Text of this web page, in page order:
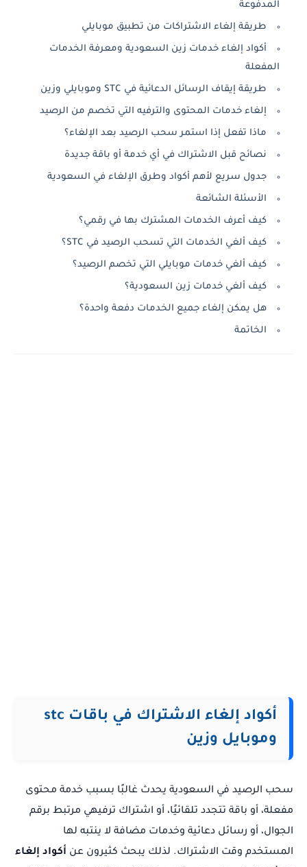
المدفوعة
طريقة إلغاء الاشتراكات من تطبيق موبايلي
أكواد إلغاء خدمات زين السعودية ومعرفة الخدمات
المفعلة
طريقة إيقاف الرسائل الدعائية في STC وموبايلي وزين
إلغاء خدمات المحتوى والترفيه التي تخصم من الرصيد
ماذا تفعل إذا استمر سحب الرصيد بعد الإلغاء؟
نصائح قبل الاشتراك في أي خدمة أو باقة جديدة
جدول سريع لأهم أكواد وطرق الإلغاء في السعودية
الأسئلة الشائعة
كيف أعرف الخدمات المشترك بها في رقمي؟
كيف ألغي الخدمات التي تسحب الرصيد في STC؟
كيف ألغي خدمات موبايلي التي تخصم الرصيد؟
كيف ألغي خدمات زين السعودية؟
هل يمكن إلغاء جميع الخدمات دفعة واحدة؟
الخاتمة
أكواد إلغاء الاشتراك في باقات stc
وموبايل وزين
سحب الرصيد في السعودية يحدث غالبًا بسبب خدمة محتوى
مفعلة، أو باقة تتجدد تلقائيًا، أو اشتراك ترفيهي مرتبط برقم
الجوال، أو رسائل دعائية وخدمات مضافة لا ينتبه لها
المستخدم وقت الاشتراك. لذلك يبحث كثيرون عن أكواد إلغاء